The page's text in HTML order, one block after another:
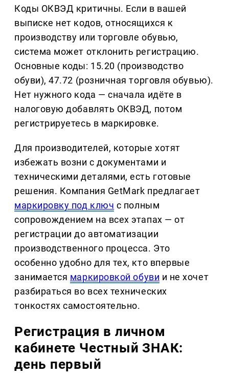
Коды ОКВЭД критичны. Если в вашей
выписке нет кодов, относящихся к
производству или торговле обувью,
система может отклонить регистрацию.
Основные коды: 15.20 (производство
обуви), 47.72 (розничная торговля обувью).
Нет нужного кода — сначала идёте в
налоговую добавлять ОКВЭД, потом
регистрируетесь в маркировке.
Для производителей, которые хотят
избежать возни с документами и
техническими деталями, есть готовые
решения. Компания GetMark предлагает
маркировку под ключ с полным
сопровождением на всех этапах — от
регистрации до автоматизации
производственного процесса. Это
особенно удобно для тех, кто впервые
занимается маркировкой обуви и не хочет
разбираться во всех технических
тонкостях самостоятельно.
Регистрация в личном
кабинете Честный ЗНАК:
день первый